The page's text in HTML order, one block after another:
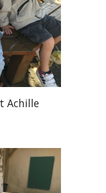
Achille